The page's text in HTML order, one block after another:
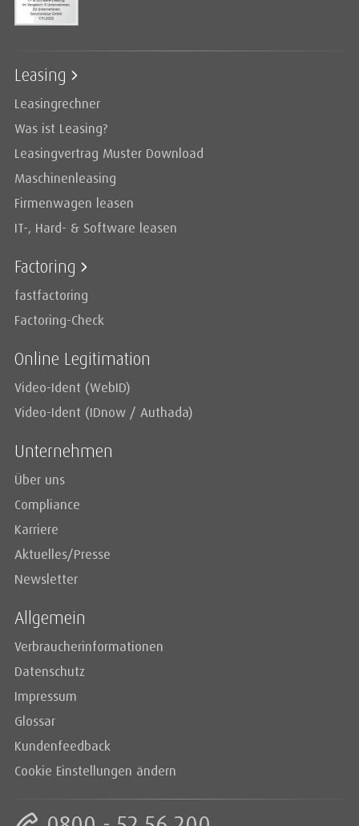
Leasing
Leasingrechner
Was ist Leasing?
Leasingvertrag Muster Download
Maschinenleasing
Firmenwagen leasen
IT-, Hard- & Software leasen
Factoring
fastfactoring
Factoring-Check
Online Legitimation
Video-Ident (WebID)
Video-Ident (IDnow / Authada)
Unternehmen
Über uns
Compliance
Karriere
Aktuelles/Presse
Newsletter
Allgemein
Verbraucherinformationen
Datenschutz
Impressum
Glossar
Kundenfeedback
Cookie Einstellungen ändern